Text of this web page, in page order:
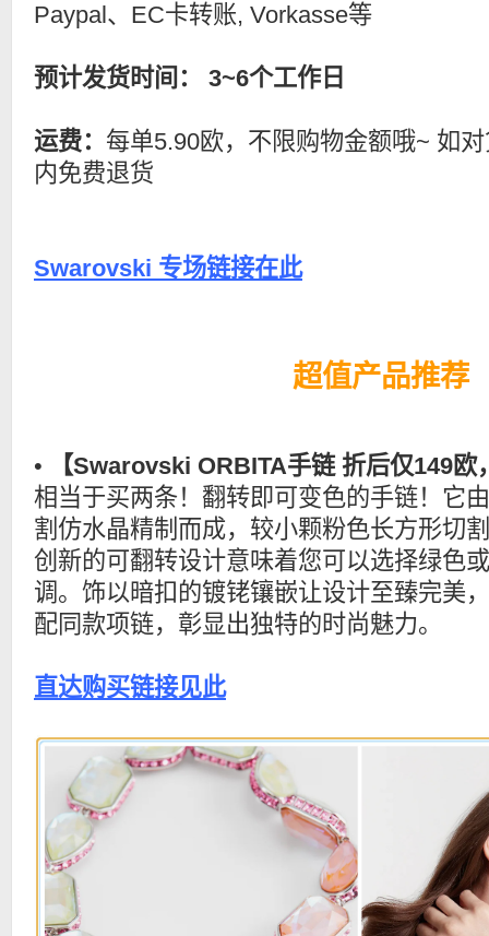
Paypal、EC卡转账, Vorkasse等
预计发货时间： 3~6个工作日
运费： 每单5.90欧，不限购物金额哦~ 如
内免费退货
Swarovski 专场链接在此
超值产品推荐
• 【Swarovski ORBITA手链 折后仅149欧
相当于买两条！翻转即可变色的手链！它
割仿水晶精制而成，较小颗粉色长方形切
创新的可翻转设计意味着您可以选择绿色
调。饰以暗扣的镀铑镶嵌让设计至臻完美
配同款项链，彰显出独特的时尚魅力。
直达购买链接见此